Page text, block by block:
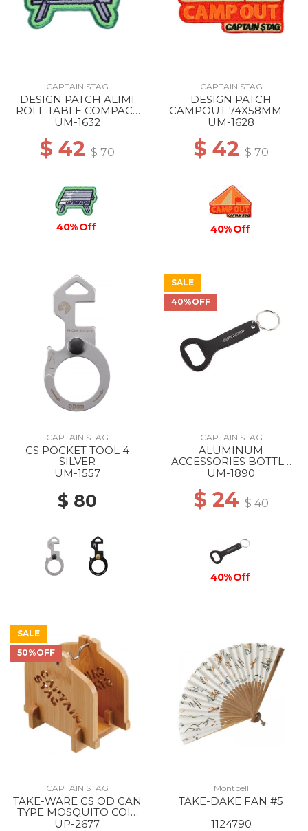
CAPTAIN STAG
DESIGN PATCH ALIMI
ROLL TABLE COMPACT
76X52MM --
UM-1632
$ 42$ 70
40% Off
CAPTAIN STAG
DESIGN PATCH
CAMPOUT 74X58MM --
UM-1628
$ 42$ 70
40% Off
CAPTAIN STAG
CS POCKET TOOL 4
SILVER
UM-1557
$ 80
SALE
40%OFF
CAPTAIN STAG
ALUMINUM
ACCESSORIES BOTTLE
OPENER STANDARD
UM-1890
$ 24$ 40
40% Off
SALE
50%OFF
CAPTAIN STAG
TAKE-WARE CS OD CAN
TYPE MOSQUITO COIL
STAND --
UP-2677
Montbell
TAKE-DAKE FAN #5
1124790